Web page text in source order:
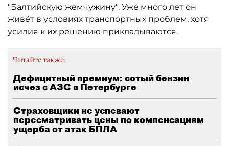
"Балтийскую жемчужину". Уже много лет он
живёт в условиях транспортных проблем, хотя
усилия к их решению прикладываются.
Читайте также:
Дефицитный премиум: сотый бензин
исчез с АЗС в Петербурге
Страховщики не успевают
пересматривать цены по компенсациям
ущерба от атак БПЛА